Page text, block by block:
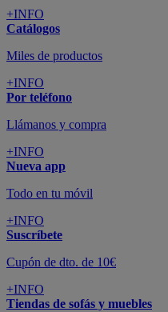
+INFO
Catálogos
Miles de productos
+INFO
Por teléfono
Llámanos y compra
+INFO
Nueva app
Todo en tu móvil
+INFO
Suscríbete
Cupón de dto. de 10€
+INFO
Tiendas de sofás y muebles